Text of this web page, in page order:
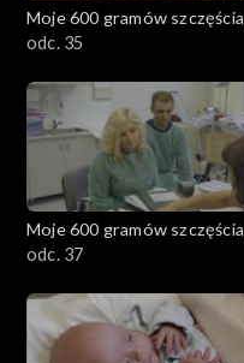
Moje 600 gramów szczęścia
odc. 35
Moje 600 gramów szczęścia
odc. 37